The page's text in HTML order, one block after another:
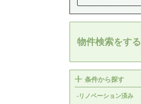
物件検索をする
条件から探す
-リノベーション済み